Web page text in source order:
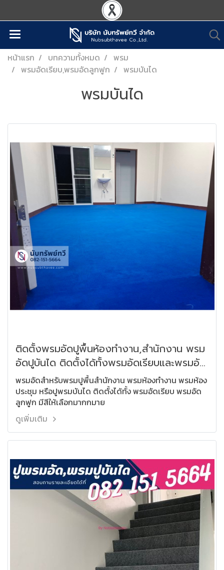
หน้าแรก บทความทั้งหมด
พรม
พรมอัดเรียบ,พรมอัดลูกฟูก
พรมบันได
พรมบันได
ติดตั้งพรมอัดปูพื้นห้องทำงาน,สำนักงาน พรม
อัดปูบันได ติดตั้งได้ทั้งพรมอัดเรียบและพรมอัด
ลูกฟูก
พรมอัดสำหรับพรมปูพื้นสำนักงาน พรมห้องทำงาน พรมห้อง
ประชุม หรือปูพรมบันได ติดตั้งได้ทั้ง พรมอัดเรียบ พรมอัด
ลูกฟูก มีสีให้เลือกมากกมาย
ดูเพิ่มเติม